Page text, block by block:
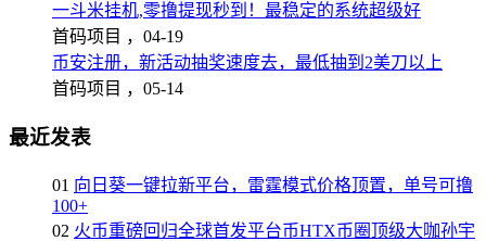
一斗米挂机,零撸提现秒到！最稳定的系统超级好
首码项目 ， 04-19
币安注册，新活动抽奖速度去，最低抽到2美刀以上
首码项目 ， 05-14
最近发表
01 向日葵一键拉新平台，雷霆模式价格顶置，单号可撸
100+
02 火币重磅回归全球首发平台币HTX币圈顶级大咖孙宇